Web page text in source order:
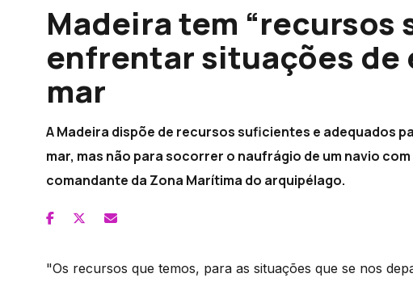
Madeira tem “recursos
enfrentar situações de
mar
A Madeira dispõe de recursos suficientes e adequados
mar, mas não para socorrer o naufrágio de um navio
comandante da Zona Marítima do arquipélago.
"Os recursos que temos, para as situações que se nos